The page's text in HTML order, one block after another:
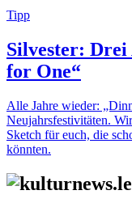
Tipp
Silvester:
for One“
Alle Jahre wieder:
Neujahrsfestivitäten.
Sketch für euch, die
könnten.